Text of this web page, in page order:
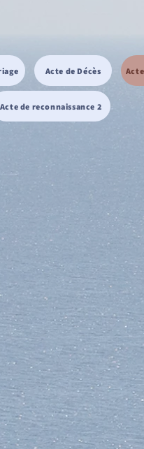
Acte de Décès
Acte de reconnaissance 2